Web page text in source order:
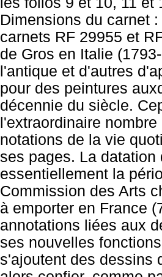
Dimensions du carnet
carnets RF 29955 et
de Gros en Italie
l'antique et d'autres
pour des peintures
décennie du siècle.
l'extraordinaire
notations de la vie
ses pages. La
essentiellement la
Commission des Arts
à emporter en France
annotations liées aux
ses nouvelles
s'ajoutent des dessins